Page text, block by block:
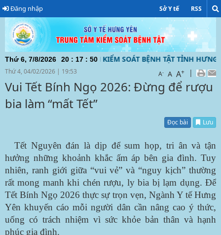
Đăng nhập Sở Y tế RSS
Thứ 6, 7/8/2026 20 : 17 : 51
TỬ CỦA TRUNG TÂM KIỂM SOÁT BỆNH TẬT TỈNH HƯNG
Thứ 4, 04/02/2026 | 19:53 A- A A+ |
Vui Tết Bính Ngọ 2026: Đừng để rượu
bia làm “mất Tết”
Đọc bài Lưu
Tết Nguyên đán là dịp để sum họp, tri ân và tận
hưởng những khoảnh khắc ấm áp bên gia đình. Tuy
nhiên, ranh giới giữa “vui vẻ” và “nguy kịch” thường
rất mong manh khi chén rượu, ly bia bị lạm dụng. Để
Tết Bính Ngọ 2026 thực sự trọn vẹn, Ngành Y tế Hưng
Yên khuyến cáo mỗi người dân cần nâng cao ý thức,
uống có trách nhiệm vì sức khỏe bản thân và hạnh
phúc gia đình.